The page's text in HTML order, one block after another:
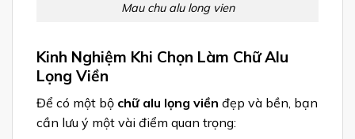
Mau chu alu long vien
Kinh Nghiệm Khi Chọn Làm Chữ Alu
Lọng Viền
Để có một bộ chữ alu lọng viền đẹp và bền, bạn
cần lưu ý một vài điểm quan trọng: